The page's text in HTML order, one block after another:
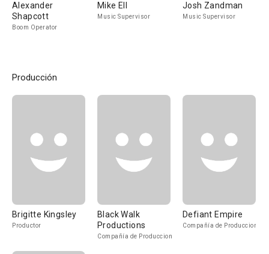
Alexander
Shapcott
Boom Operator
Mike Ell
Music Supervisor
Josh Zandman
Music Supervisor
Producción
Brigitte Kingsley
Productor
Black Walk
Productions
Compañía de Produccion
Defiant Empire
Compañía de Produccion